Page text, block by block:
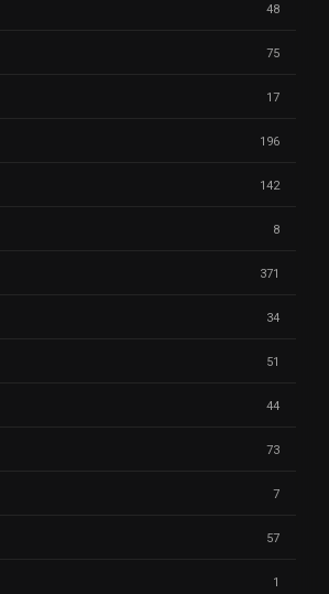
48
75
17
196
142
8
371
34
51
44
73
7
57
1